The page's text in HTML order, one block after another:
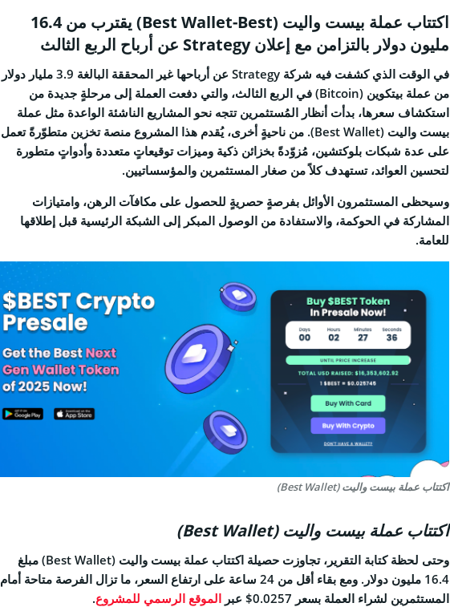
اكتتاب عملة بيست واليت (Best Wallet-Best) يقترب من 16.4
مليون دولار بالتزامن مع إعلان Strategy عن أرباح الربع الثالث
في الوقت الذي كشفت فيه شركة Strategy عن أرباحها غير المحققة البالغة 3.9 مليار دولار
من عملة بيتكوين (Bitcoin) في الربع الثالث، والتي دفعت العملة إلى مرحلةٍ جديدة من
استكشاف سعرها، بدأت أنظار المُستثمرين تتجه نحو المشاريع الناشئة الواعدة مثل عملة
بيست واليت (Best Wallet). من ناحيةٍ أخرى، يُقدم هذا المشروع منصة تخزين متطوّرةً تعمل
على عدة شبكات بلوكتشين، مُزوّدةً بخزائن ذكية وميزات توقيعاتٍ متعددة وأدواتٍ متطورة
لتحسين العوائد، تستهدف كلاً من صغار المستثمرين والمؤسساتيين.
وسيحظى المستثمرون الأوائل بفرصةٍ حصريةٍ للحصول على مكافآت الرهن، وامتيازات
المشاركة في الحوكمة، والاستفادة من الوصول المبكر إلى الشبكة الرئيسية قبل إطلاقها
للعامة.
اكتتاب عملة بيست واليت (Best Wallet)
اكتتاب عملة بيست واليت (Best Wallet)
وحتى لحظة كتابة التقرير، تجاوزت حصيلة اكتتاب عملة بيست واليت (Best Wallet) مبلغ
16.4 مليون دولار. ومع بقاء أقل من 24 ساعة على ارتفاع السعر، ما تزال الفرصة متاحة أمام
المستثمرين لشراء العملة بسعر 0.0257$ عبر
الموقع الرسمي للمشروع.